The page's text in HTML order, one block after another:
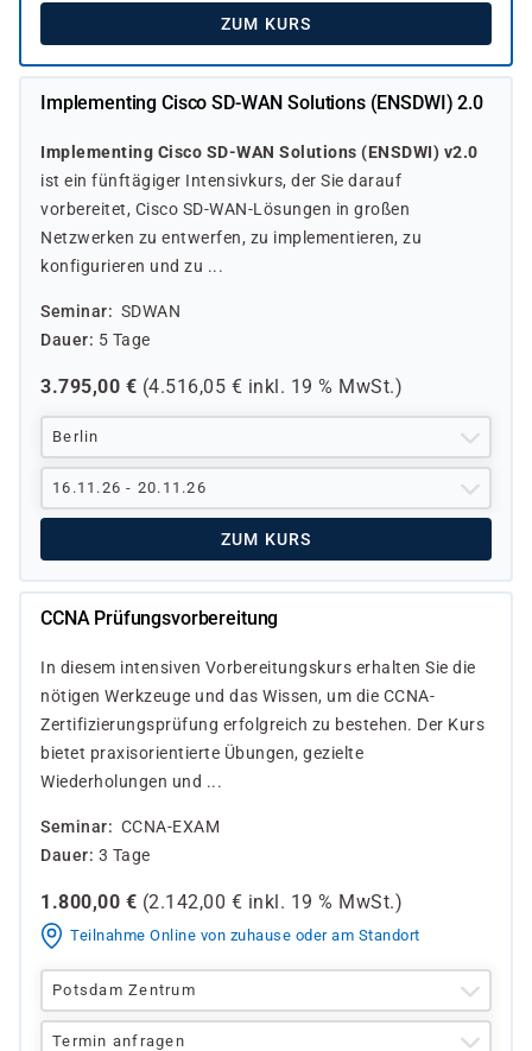
ZUM KURS
Implementing Cisco SD-WAN Solutions (ENSDWI) 2.0
Implementing Cisco SD-WAN Solutions (ENSDWI) v2.0
ist ein fünftägiger Intensivkurs, der Sie darauf
vorbereitet, Cisco SD-WAN-Lösungen in großen
Netzwerken zu entwerfen, zu implementieren, zu
konfigurieren und zu ...
Seminar
SDWAN
Dauer
5 Tage
3.795,00 € (4.516,05 € inkl. 19 % MwSt.)
Berlin
16.11.26 - 20.11.26
ZUM KURS
CCNA Prüfungsvorbereitung
In diesem intensiven Vorbereitungskurs erhalten Sie die
nötigen Werkzeuge und das Wissen, um die CCNA-
Zertifizierungsprüfung erfolgreich zu bestehen. Der Kurs
bietet praxisorientierte Übungen, gezielte
Wiederholungen und ...
Seminar
CCNA-EXAM
Dauer 3 Tage
1.800,00 € (2.142,00 € inkl. 19 % MwSt.)
Teilnahme Online von zuhause oder am Standort
Potsdam Zentrum
Termin anfragen